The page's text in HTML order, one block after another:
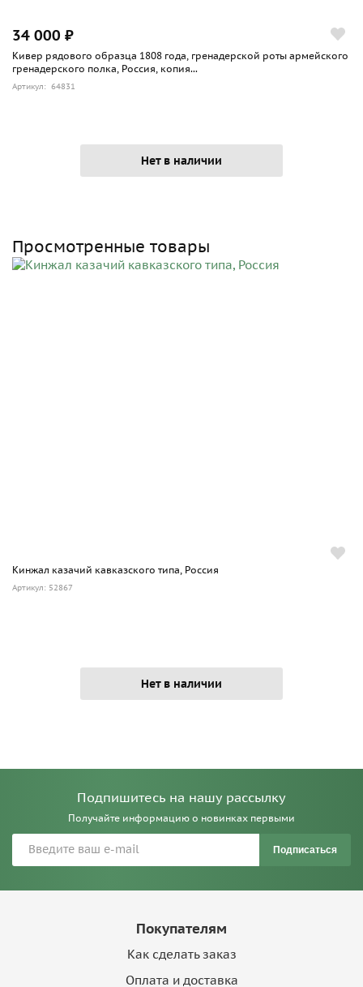
34 000 ₽
Кивер рядового образца 1808 года, гренадерской роты армейского
гренадерского полка, Россия, копия...
Артикул: 64831
Нет в наличии
Просмотренные товары
Кинжал казачий кавказского типа, Россия
Артикул: 52867
Нет в наличии
Подпишитесь на нашу рассылку
Получайте информацию о новинках первыми
Подписаться
Покупателям
Как сделать заказ
Оплата и доставка